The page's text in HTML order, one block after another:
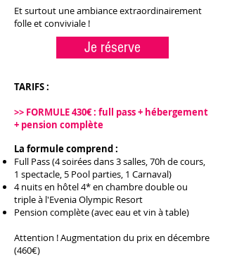
Et surtout une ambiance extraordinairement
folle et conviviale !
Je réserve
TARIFS :
>> FORMULE 430€ : full pass + hébergement
+ pension complète
La formule comprend :
Full Pass (4 soirées dans 3 salles, 70h de cours,
1 spectacle, 5 Pool parties, 1 Carnaval)
4 nuits en hôtel 4* en chambre double ou
triple à l'Evenia Olympic Resort
Pension complète (avec eau et vin à table)
Attention ! Augmentation du prix en décembre
(460€)